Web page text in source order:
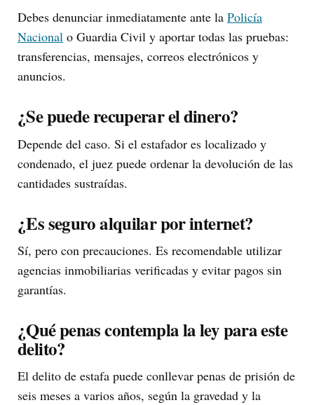
Debes denunciar inmediatamente ante la Policía
Nacional o Guardia Civil y aportar todas las pruebas:
transferencias, mensajes, correos electrónicos y
anuncios.
¿Se puede recuperar el dinero?
Depende del caso. Si el estafador es localizado y
condenado, el juez puede ordenar la devolución de las
cantidades sustraídas.
¿Es seguro alquilar por internet?
Sí, pero con precauciones. Es recomendable utilizar
agencias inmobiliarias verificadas y evitar pagos sin
garantías.
¿Qué penas contempla la ley para este
delito?
El delito de estafa puede conllevar penas de prisión de
seis meses a varios años, según la gravedad y la